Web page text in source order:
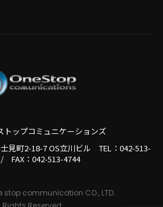
トップコミュニケーションズ
見町2-18-7 OS立川ビル TEL： 042-513-
FAX：042-513-4744
stop communication CO., LTD.